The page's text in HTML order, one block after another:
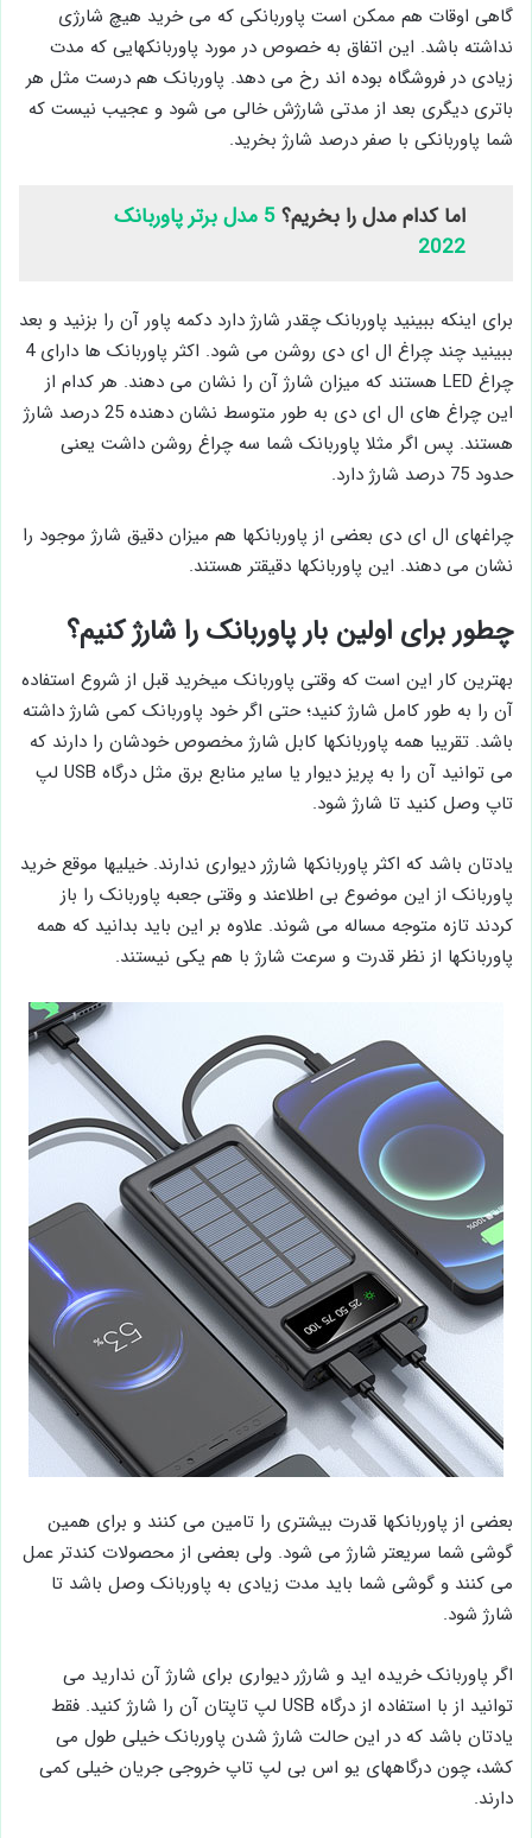
گاهی اوقات هم ممکن است پاوربانکی که می خرید هیچ شارژی
نداشته باشد. این اتفاق به خصوص در مورد پاوربانکهایی که مدت
زیادی در فروشگاه بوده اند رخ می دهد. پاوربانک هم درست مثل هر
باتری دیگری بعد از مدتی شارژش خالی می شود و عجیب نیست که
شما پاوربانکی با صفر درصد شارژ بخرید.
اما کدام مدل را بخریم؟
5 مدل برتر پاوربانک
2022
برای اینکه ببینید پاوربانک چقدر شارژ دارد دکمه پاور آن را بزنید و بعد
ببینید چند چراغ ال ای دی روشن می شود. اکثر پاوربانک ها دارای 4
چراغ LED هستند که میزان شارژ آن را نشان می دهند. هر کدام از
این چراغ های ال ای دی به طور متوسط نشان دهنده 25 درصد شارژ
هستند. پس اگر مثلا پاوربانک شما سه چراغ روشن داشت یعنی
حدود 75 درصد شارژ دارد.
چراغهای ال ای دی بعضی از پاوربانکها هم میزان دقیق شارژ موجود را
نشان می دهند. این پاوربانکها دقیقتر هستند.
چطور برای اولین بار پاوربانک را شارژ کنیم؟
بهترین کار این است که وقتی پاوربانک میخرید قبل از شروع استفاده
آن را به طور کامل شارژ کنید؛ حتی اگر خود پاوربانک کمی شارژ داشته
باشد. تقریبا همه پاوربانکها کابل شارژ مخصوص خودشان را دارند که
می توانید آن را به پریز دیوار یا سایر منابع برق مثل درگاه USB لپ
تاپ وصل کنید تا شارژ شود.
یادتان باشد که اکثر پاوربانکها شارژر دیواری ندارند. خیلیها موقع خرید
پاوربانک از این موضوع بی اطلاعند و وقتی جعبه پاوربانک را باز
کردند تازه متوجه مساله می شوند. علاوه بر این باید بدانید که همه
پاوربانکها از نظر قدرت و سرعت شارژ با هم یکی نیستند.
بعضی از پاوربانکها قدرت بیشتری را تامین می کنند و برای همین
گوشی شما سریعتر شارژ می شود. ولی بعضی از محصولات کندتر عمل
می کنند و گوشی شما باید مدت زیادی به پاوربانک وصل باشد تا
شارژ شود.
اگر پاوربانک خریده اید و شارژر دیواری برای شارژ آن ندارید می
توانید از با استفاده از درگاه USB لپ تاپتان آن را شارژ کنید. فقط
یادتان باشد که در این حالت شارژ شدن پاوربانک خیلی طول می
کشد، چون درگاههای یو اس بی لپ تاپ خروجی جریان خیلی کمی
دارند.